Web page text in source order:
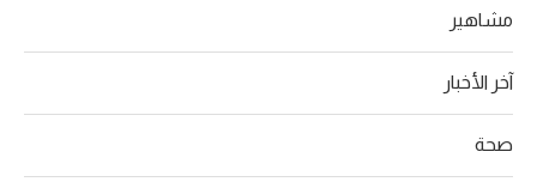
مشاهير
آخر الأخبار
صحة